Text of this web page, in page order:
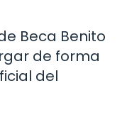
Beca Benito
de forma
del